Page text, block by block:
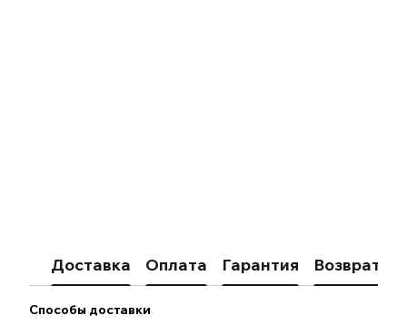
Доставка Оплата Гарантия Возврат
Способы доставки